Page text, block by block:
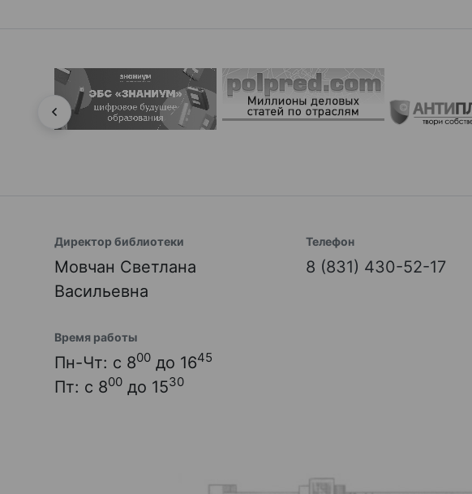
Директор библиотеки
Мовчан Светлана
Васильевна
Телефон
8 (831) 430-52-17
Время работы
Пн-Чт: с 800 до 1645
Пт: с 800 до 1530